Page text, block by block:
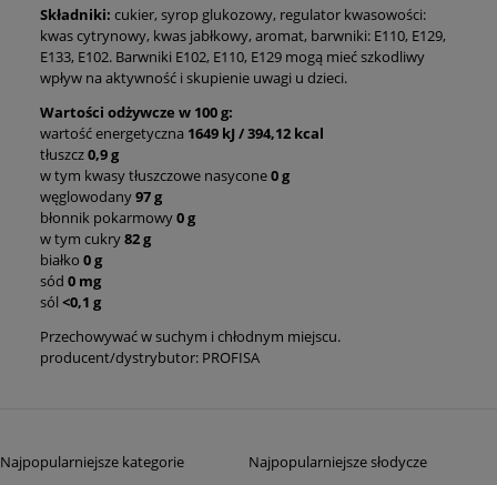
Składniki: cukier, syrop glukozowy, regulator kwasowości:
kwas cytrynowy, kwas jabłkowy, aromat, barwniki: E110, E129,
E133, E102. Barwniki E102, E110, E129 mogą mieć szkodliwy
wpływ na aktywność i skupienie uwagi u dzieci.
Wartości odżywcze w 100 g:
wartość energetyczna 1649 kJ / 394,12 kcal
tłuszcz0,9g
w tym kwasy tłuszczowe nasycone0 g
węglowodany97 g
błonnik pokarmowy0 g
w tym cukry82 g
białko 0 g
sód 0 mg
sól <0,1 g
Przechowywać w suchym i chłodnym miejscu.
producent/dystrybutor: PROFISA
Najpopularniejsze kategorie
Najpopularniejsze słodycze